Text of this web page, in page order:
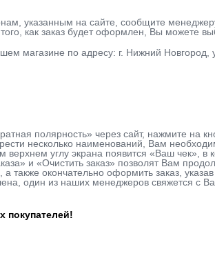
указанным на сайте, сообщите
как заказ будет оформлен, Вы можете
магазине по адресу: г. Нижний
полярность» через сайт, нажмите на
несколько наименований, Вам
верхнем углу экрана появится «Ваш чек»,
и «Очистить заказ» позволят Вам
а также окончательно оформить заказ,
один из наших менеджеров свяжется с
покупателей!